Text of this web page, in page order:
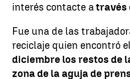
interés contacte através
Fue una de las
reciclaje quien encontró
diciembre los restos de
zona de la aguja de